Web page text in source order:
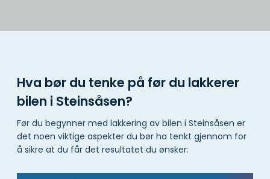
Hva bør du tenke på før du lakkerer
bilen i Steinsåsen?
Før du begynner med lakkering av bilen i Steinsåsen er
det noen viktige aspekter du bør ha tenkt gjennom for
å sikre at du får det resultatet du ønsker: